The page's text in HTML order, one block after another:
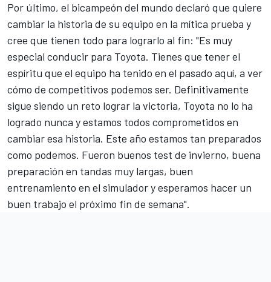
Por último, el bicampeón del mundo declaró que quiere
cambiar la historia de su equipo en la mítica prueba y
cree que tienen todo para lograrlo al fin: "Es muy
especial conducir para Toyota. Tienes que tener el
espíritu que el equipo ha tenido en el pasado aquí, a ver
cómo de competitivos podemos ser. Definitivamente
sigue siendo un reto lograr la victoria, Toyota no lo ha
logrado nunca y estamos todos comprometidos en
cambiar esa historia. Este año estamos tan preparados
como podemos. Fueron buenos test de invierno, buena
preparación en tandas muy largas, buen
entrenamiento en el simulador y esperamos hacer un
buen trabajo el próximo fin de semana".